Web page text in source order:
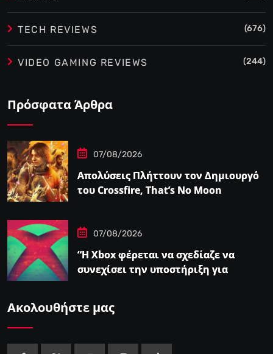
TECH REVIEWS (676)
VIDEO GAMING REVIEWS (244)
Πρόσφατα Άρθρα
07/08/2026
Απολύσεις Πλήττουν τον Δημιουργό
του Crossfire, That’s No Moon
07/08/2026
“Η Xbox φέρεται να σχεδίαζε να
συνεχίσει την υποστήριξη για
Ακολουθήστε μας